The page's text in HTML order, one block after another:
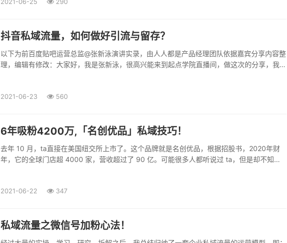
抖音私域流量，如何做好引流与留存？
以下为前百度贴吧运营总监@张新泳演讲实录，由人人都是产品经理团队依据嘉宾分享内容整
理，编辑有修改：大家好，我是张新泳，很高兴能来到起点学院直播间，做这次的分享，我今
2021-06-23 560
6年吸粉4200万,「名创优品」私域技巧！
去年 10 月，ta直接在美国纽交所上市了。这个品牌就是名创优品，根据招股书，2020年财
年，它的全球门店超 4000 家，营收超过了 90 亿。可能很多人都听说过 ta，但是却不知道
2021-06-22 347
私域流量之微信号加粉心法！